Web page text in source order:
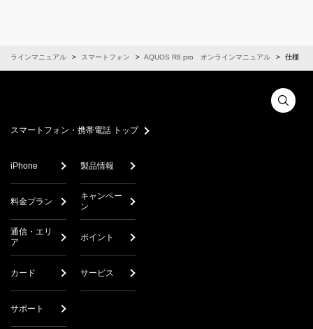
ンラインマニュアル スマートフォン AQUOS R8 pro オンラインマニュアル 仕様
スマートフォン・携帯電話 トップ
iPhone 製品情報
料金プラン
キャンペー
ン
通信・エリ
ア
ポイント
カード サービス
サポート